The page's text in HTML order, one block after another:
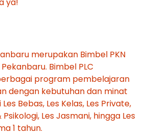
ya!
merupakan Bimbel PKN
Bimbel PLC
program pembelajaran
dengan kebutuhan dan minat
Bebas, Les Kelas, Les Private,
Les Jasmani, hingga Les
1 tahun.